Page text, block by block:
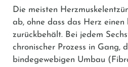
Die meisten
ab, ohne dass das Herz einen
zurückbehält. Bei jedem
chronischer Prozess in Gang,
bindegewebigen Umbau